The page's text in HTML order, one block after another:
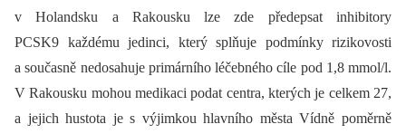
v Holandsku a Rakousku lze zde předepsat inhibitory
PCSK9 každému jedinci, který splňuje podmínky rizikovosti
a současně nedosahuje primárního léčebného cíle pod 1,8 mmol/l.
V Rakousku mohou medikaci podat centra, kterých je celkem 27,
a jejich hustota je s výjimkou hlavního města Vídně poměrně